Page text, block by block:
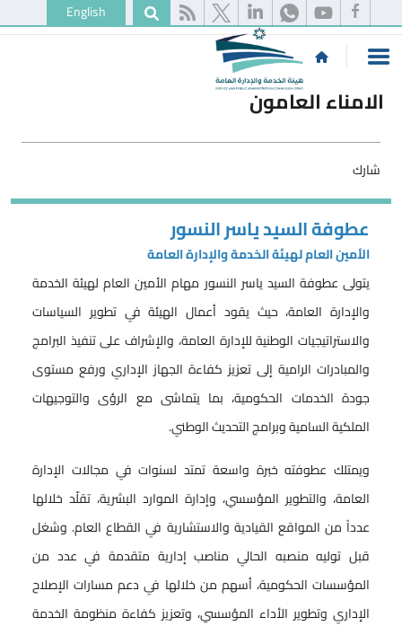
English
الامناء العامون
شارك
عطوفة السيد ياسر النسور
الأمين العام لهيئة الخدمة والإدارة العامة
يتولى عطوفة السيد ياسر النسور مهام الأمين العام لهيئة الخدمة
والإدارة العامة، حيث يقود أعمال الهيئة في تطوير السياسات
والاستراتيجيات الوطنية للإدارة العامة، والإشراف على تنفيذ البرامج
والمبادرات الرامية إلى تعزيز كفاءة الجهاز الإداري ورفع مستوى
جودة الخدمات الحكومية، بما يتماشى مع الرؤى والتوجيهات
الملكية السامية وبرامج التحديث الوطني.
ويمتلك عطوفته خبرة واسعة تمتد لسنوات في مجالات الإدارة
العامة، والتطوير المؤسسي، وإدارة الموارد البشرية، تقلّد خلالها
عدداً من المواقع القيادية والاستشارية في القطاع العام. وشغل
قبل توليه منصبه الحالي مناصب إدارية متقدمة في عدد من
المؤسسات الحكومية، أسهم من خلالها في دعم مسارات الإصلاح
الإداري وتطوير الأداء المؤسسي، وتعزيز كفاءة منظومة الخدمة